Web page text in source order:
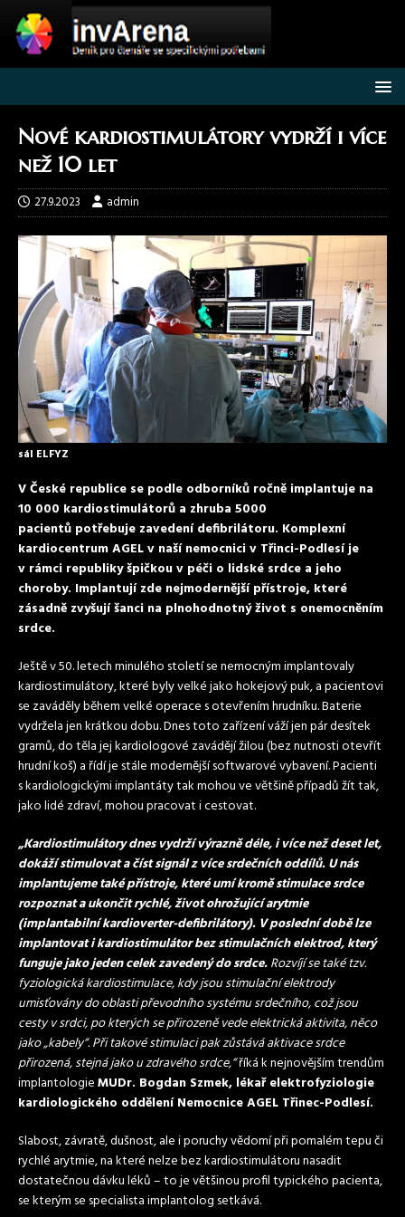
Nové kardiostimulátory vydrží i více
než 10 let
27.9.2023 admin
sál ELFYZ
V České republice se podle odborníků ročně implantuje na
10 000 kardiostimulátorů a zhruba 5000
pacientů potřebuje zavedení defibrilátoru. Komplexní
kardiocentrum AGEL v naší nemocnici v Třinci-Podlesí je
v rámci republiky špičkou v péči o lidské srdce a jeho
choroby. Implantují zde nejmodernější přístroje, které
zásadně zvyšují šanci na plnohodnotný život s onemocněním
srdce.
Ještě v 50. letech minulého století se nemocným implantovaly
kardiostimulátory, které byly velké jako hokejový puk, a pacientovi
se zaváděly během velké operace s otevřením hrudníku. Baterie
vydržela jen krátkou dobu. Dnes toto zařízení váží jen pár desítek
gramů, do těla jej kardiologové zavádějí žilou (bez nutnosti otevřít
hrudní koš) a řídí je stále modernější softwarové vybavení. Pacienti
s kardiologickými implantáty tak mohou ve většině případů žít tak,
jako lidé zdraví, mohou pracovat i cestovat.
„Kardiostimulátory dnes vydrží výrazně déle, i více než deset let,
dokáží stimulovat a číst signál z více srdečních oddílů. U nás
implantujeme také přístroje, které umí kromě stimulace srdce
rozpoznat a ukončit rychlé, život ohrožující arytmie
(implantabilní kardioverter-defibrilátory). V poslední době lze
implantovat i kardiostimulátor bez stimulačních elektrod, který
funguje jako jeden celek zavedený do srdce.Rozvíjí se také tzv.
fyziologická kardiostimulace, kdy jsou stimulační elektrody
umisťovány do oblasti převodního systému srdečního, což jsou
cesty v srdci, po kterých se přirozeně vede elektrická aktivita, něco
jako „kabely“. Při takové stimulaci pak zůstává aktivace srdce
přirozená, stejná jako u zdravého srdce,“říká k nejnovějším trendům
implantologieMUDr. Bogdan Szmek, lékař elektrofyziologie
kardiologického oddělení Nemocnice AGEL Třinec-Podlesí.
Slabost, závratě, dušnost, ale i poruchy vědomí při pomalém tepu či
rychlé arytmie, na které nelze bez kardiostimulátoru nasadit
dostatečnou dávku léků – to je většinou profil typického pacienta,
se kterým se specialista implantolog setkává.